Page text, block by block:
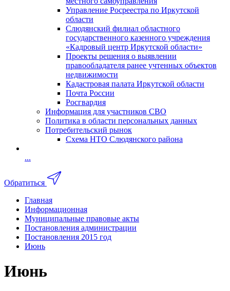
Управление Росреестра по Иркутской
области
Слюдянский филиал областного
государственного казенного учреждения
«Кадровый центр Иркутской области»
Проекты решения о выявлении
правообладателя ранее учтенных объектов
недвижимости
Кадастровая палата Иркутской области
Почта России
Росгвардия
Информация для участников СВО
Политика в области персональных данных
Потребительский рынок
Схема НТО Слюдянского района
...
Обратиться
Главная
Информационная
Муниципальные правовые акты
Постановления администрации
Постановления 2015 год
Июнь
Июнь